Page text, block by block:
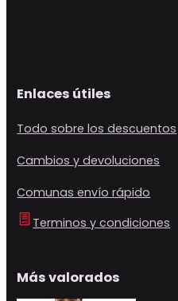
Enlaces útiles
Todo sobre los descuentos
Cambios y devoluciones
Comunas envío rápido
Terminos y condiciones
Más valorados